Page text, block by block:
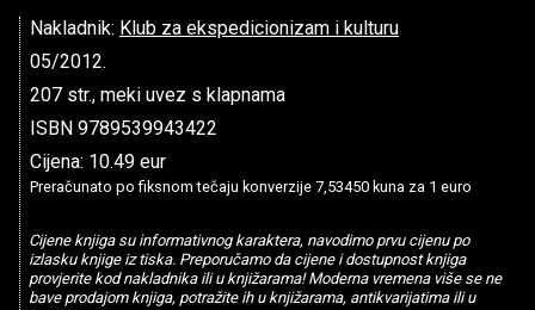
Nakladnik: Klub za ekspedicionizam i kulturu
05/2012.
207 str., meki uvez s klapnama
ISBN 9789539943422
Cijena: 10.49 eur
Preračunato po fiksnom tečaju konverzije 7,53450 kuna za 1 euro
Cijene knjiga su informativnog karaktera, navodimo prvu cijenu po
izlasku knjige iz tiska. Preporučamo da cijene i dostupnost knjiga
provjerite kod nakladnika ili u knjižarama! Moderna vremena više se ne
bave prodajom knjiga, potražite ih u knjižarama, antikvarijatima ili u